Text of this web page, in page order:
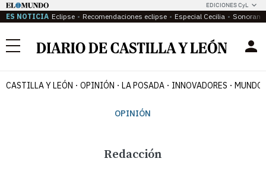
EDICIONES CyL
ES NOTICIA Eclipse Recomendaciones eclipse Especial Cecilia
Menú
CASTILLA Y LEÓN OPINIÓN LA POSADA INNOVADORES MUNDO
OPINIÓN
Redacción